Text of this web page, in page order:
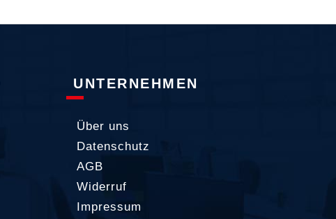
UNTERNEHMEN
Über uns
Datenschutz
AGB
Widerruf
Impressum